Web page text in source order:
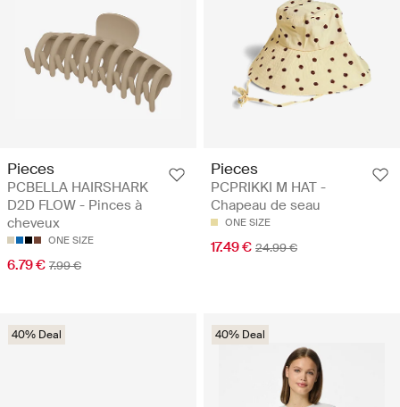
Pieces
PCBELLA HAIRSHARK
D2D FLOW - Pinces à
cheveux
ONE SIZE
6.79 € 7.99 €
Pieces
PCPRIKKI M HAT -
Chapeau de seau
ONE SIZE
17.49 € 24.99 €
40% Deal 40% Deal